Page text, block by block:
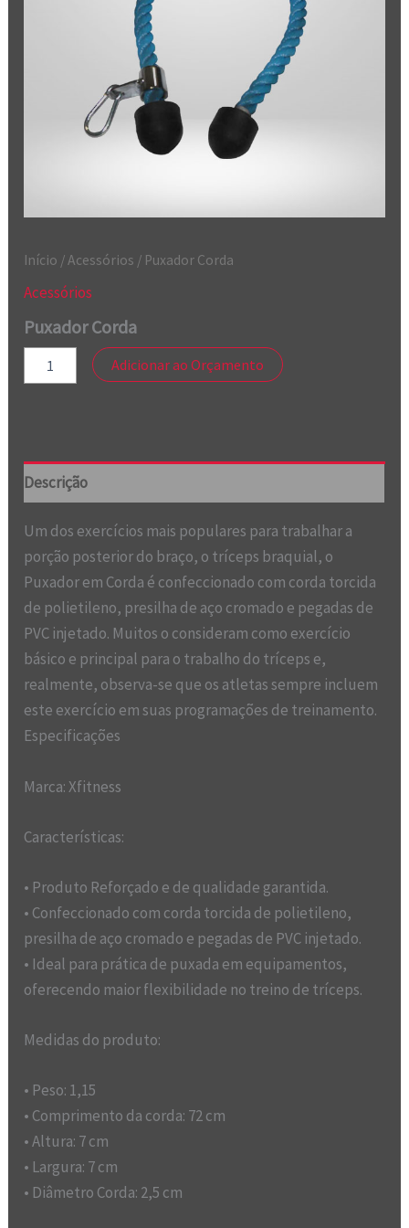
Início /Acessórios / Puxador Corda
Acessórios
Puxador Corda
Adicionar ao Orçamento
Descrição
Um dos exercícios mais populares para trabalhar a
porção posterior do braço, o tríceps braquial, o
Puxador em Corda é confeccionado com corda torcida
de polietileno, presilha de aço cromado e pegadas de
PVC injetado. Muitos o consideram como exercício
básico e principal para o trabalho do tríceps e,
realmente, observa-se que os atletas sempre incluem
este exercício em suas programações de treinamento.
Especificações
Marca: Xfitness
Características:
• Produto Reforçado e de qualidade garantida.
• Confeccionado com corda torcida de polietileno,
presilha de aço cromado e pegadas de PVC injetado.
• Ideal para prática de puxada em equipamentos,
oferecendo maior flexibilidade no treino de tríceps.
Medidas do produto:
• Peso: 1,15
• Comprimento da corda: 72 cm
• Altura: 7 cm
• Largura: 7 cm
• Diâmetro Corda: 2,5 cm